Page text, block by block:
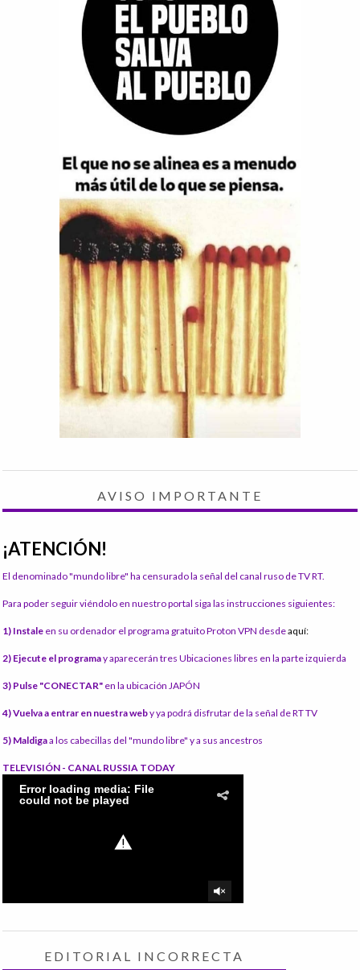
AVISO IMPORTANTE
¡ATENCIÓN!
El denominado "mundo libre" ha censurado la señal del canal ruso de TV RT.
Para poder seguir viéndolo en nuestro portal siga las instrucciones siguientes:
1) Instale en su ordenador el programa gratuito Proton VPN desdeaquí:
2) Ejecute el programay aparecerán tres Ubicaciones libres en la parte izquierda
3) Pulse "CONECTAR" en la ubicación JAPÓN
4) Vuelva a entrar en nuestra weby ya podrá disfrutar de la señal de RT TV
5) Maldigaa los cabecillas del "mundo libre" y a sus ancestros
TELEVISIÓN - CANAL RUSSIA TODAY
EDITORIAL INCORRECTA